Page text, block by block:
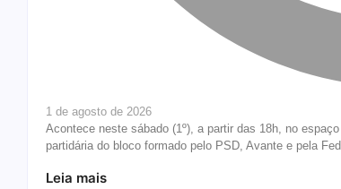
1 de agosto de 2026
Acontece neste sábado (1º), a partir das 18h, no
partidária do bloco formado pelo PSD, Avante e pela
Leia mais